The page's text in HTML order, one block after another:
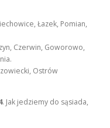
Łazek, Pomian,
Czerwin, Goworowo,
Ostrów
. Jak jedziemy do sąsiada,